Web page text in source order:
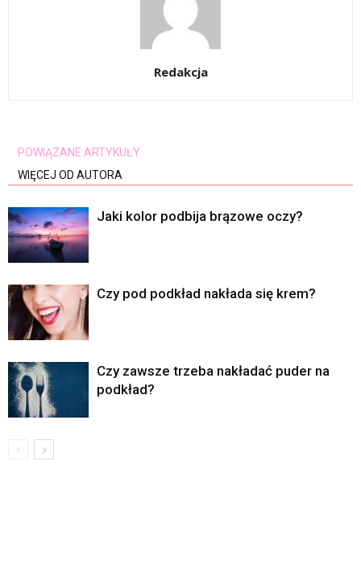
Redakcja
POWIĄZANE ARTYKUŁY
WIĘCEJ OD AUTORA
Jaki kolor podbija brązowe oczy?
Czy pod podkład nakłada się krem?
Czy zawsze trzeba nakładać puder na
podkład?